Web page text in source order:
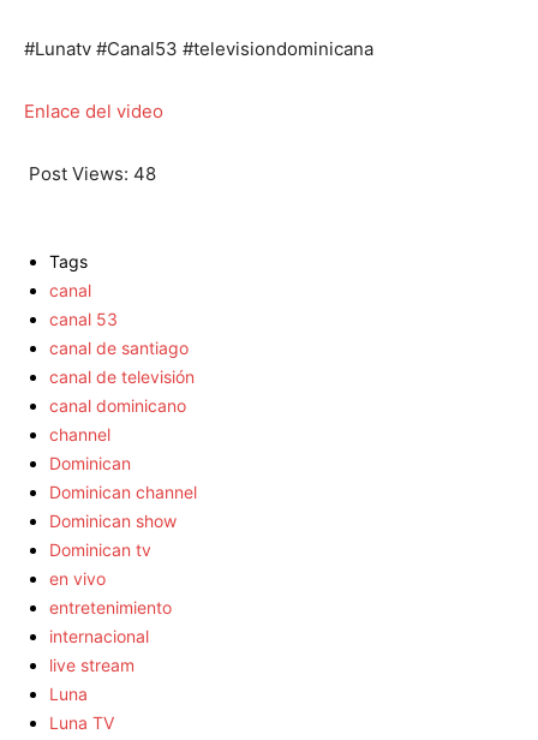
#Lunatv #Canal53 #televisiondominicana
Enlace del video
Post Views: 48
Tags
canal
canal 53
canal de santiago
canal de televisión
canal dominicano
channel
Dominican
Dominican channel
Dominican show
Dominican tv
en vivo
entretenimiento
internacional
live stream
Luna
Luna TV